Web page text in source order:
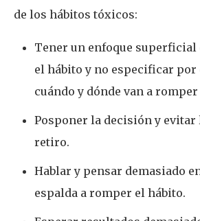
de los hábitos tóxicos:
Tener un enfoque superficial
el hábito y no especificar por
cuándo y dónde van a
Posponer la decisión y evitar
retiro.
Hablar y pensar demasiado
espalda a romper el hábito.